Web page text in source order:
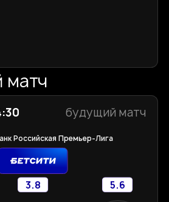
матч
будущий матч
Российская Премьер-Лига
3.8 5.6